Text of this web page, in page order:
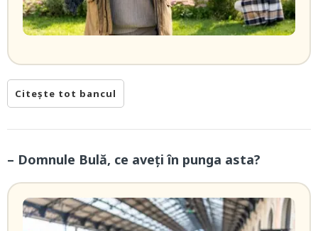
Citește tot bancul
– Domnule Bulă, ce aveți în punga asta?